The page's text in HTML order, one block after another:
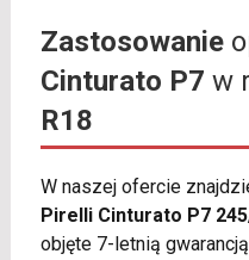
Zastosowanie
Cinturato P7 w
R18
W naszej ofercie
Pirelli Cinturato P7
objęte 7-letnią